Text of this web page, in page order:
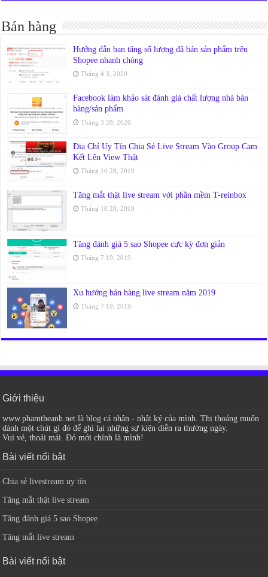
Bán hàng
Hướng dẫn bạn tăng số lượng đã bán sản phẩm trên
Shopee nhanh chóng
Tháng 4 3, 2020
Facebook làm khảo sát đánh giá chất lượng nhà bán
hàng/sản phẩm
Tháng 3 28, 2020
Địa Chỉ Uy Tín Chia Sẻ Live Stream Vào Group Cam
Kết Lên View Thật
Tháng 10 28, 2019
Tăng mắt thật live stream với phần mềm T-reinbox
Tháng 10 28, 2019
Tăng đánh giá 5 sao Shopee cực kỳ đơn giản
Tháng 7 19, 2019
Xu hướng bán hàng live stream năm 2019
Tháng 7 19, 2019
Giới thiệu
www.phamtheanh.net là blog cá nhân - nhật ký của mình. Thi thoảng muốn
dành một chút gì đó để ghi lại những sự kiện diễn ra thường ngày.
Vui vẻ, thoải mái. Đó mới chính là mình!
Bài viết nổi bật
Chia sẻ livestream uy tín
Tăng mắt thật live stream
Tăng đánh giá 5 sao Shopee
Tăng mắt live stream
Bài viết nổi bật